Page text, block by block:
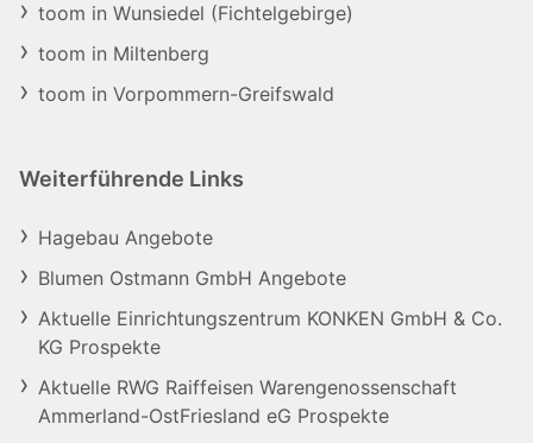
toom in Wunsiedel (Fichtelgebirge)
toom in Miltenberg
toom in Vorpommern-Greifswald
Weiterführende Links
Hagebau Angebote
Blumen Ostmann GmbH Angebote
Aktuelle Einrichtungszentrum KONKEN GmbH & Co.
KG Prospekte
Aktuelle RWG Raiffeisen Warengenossenschaft
Ammerland-OstFriesland eG Prospekte